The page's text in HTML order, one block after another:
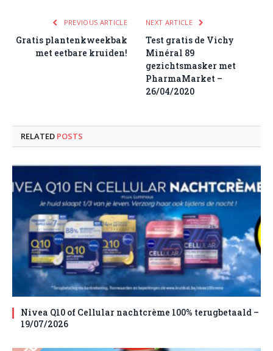
PREVIOUS ARTICLE
Gratis plantenkweekbak
met eetbare kruiden!
NEXT ARTICLE
Test gratis de Vichy
Minéral 89
gezichtsmasker met
PharmaMarket –
26/04/2020
RELATED POSTS
Nivea Q10 of Cellular nachtcrème 100% terugbetaald –
19/07/2026